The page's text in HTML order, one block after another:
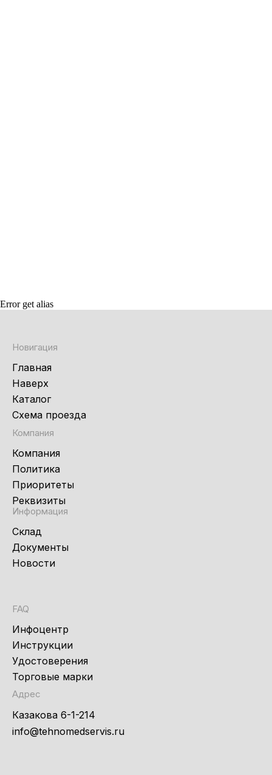
Error get alias
Новигация
Главная
Наверх
Каталог
Схема проезда
Компания
Компания
Политика
Приоритеты
Реквизиты
Информация
Склад
Документы
Новости
FAQ
Инфоцентр
Инструкции
Удостоверения
Торговые марки
Адрес
Казакова 6-1-214
info@tehnomedservis.ru